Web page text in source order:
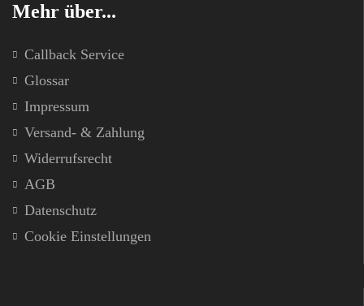
Mehr über...
Callback Service
Glossar
Impressum
Versand- & Zahlung
Widerrufsrecht
AGB
Datenschutz
Cookie Einstellungen